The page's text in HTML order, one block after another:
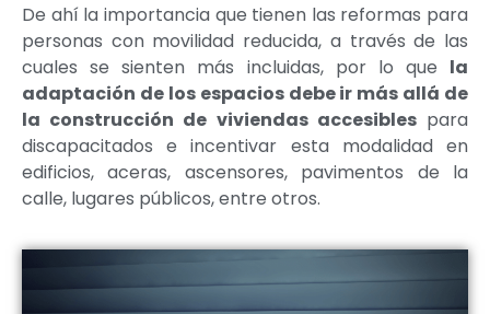
De ahí la importancia que tienen las reformas para
personas con movilidad reducida, a través de las
cuales se sienten más incluidas, por lo que la
adaptación de los espacios debe ir más allá de
la construcción de viviendas accesiblespara
discapacitados e incentivar esta modalidad en
edificios, aceras, ascensores, pavimentos de la
calle, lugares públicos, entre otros.